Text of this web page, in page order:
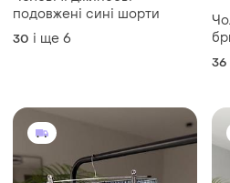
armani exchange
29 і ще 7
ТОП оголошень
TOP